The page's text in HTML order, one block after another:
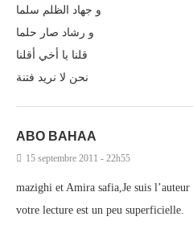
و جهاد الظلم سلما
و رشاد صار حلما
قلنا يا أخي أقلنا
نحن لا نريد فتنة
ABO BAHAA
15 septembre 2011 - 22h55
mazighi et Amira safia,Je suis l’auteur
votre lecture est un peu superficielle.